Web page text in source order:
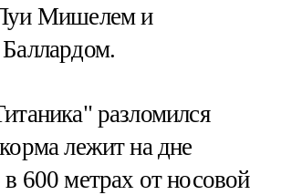
Мишелем и
разломился
лежит на дне
600 метрах от носовой